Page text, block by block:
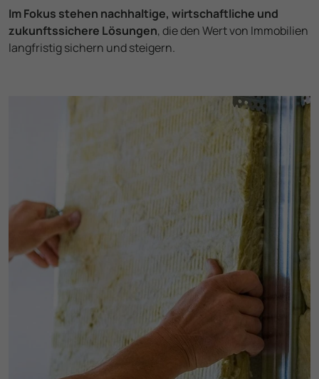
Im Fokus stehen nach­haltige, wirtschaft­liche und
zukunfts­sichere Lösungen, die den Wert von Immobilien
langfristig sichern und steigern.